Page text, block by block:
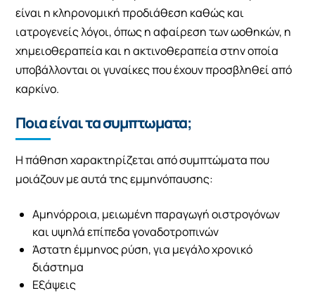
είναι η κληρονομική προδιάθεση καθώς και
ιατρογενείς λόγοι, όπως η αφαίρεση των ωοθηκών, η
χημειοθεραπεία και η ακτινοθεραπεία στην οποία
υποβάλλονται οι γυναίκες που έχουν προσβληθεί από
καρκίνο.
Ποια είναι τα συμπτωματα;
Η πάθηση χαρακτηρίζεται από συμπτώματα που
μοιάζουν με αυτά της εμμηνόπαυσης:
Αμηνόρροια, μειωμένη παραγωγή οιστρογόνων
και υψηλά επίπεδα γοναδοτροπινών
Άστατη έμμηνος ρύση, για μεγάλο χρονικό
διάστημα
Εξάψεις